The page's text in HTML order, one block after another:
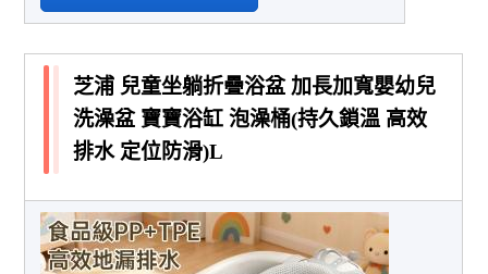
芝浦 兒童坐躺折疊浴盆 加長加寬嬰幼兒
洗澡盆 寶寶浴缸 泡澡桶(持久鎖溫 高效
排水 定位防滑)L